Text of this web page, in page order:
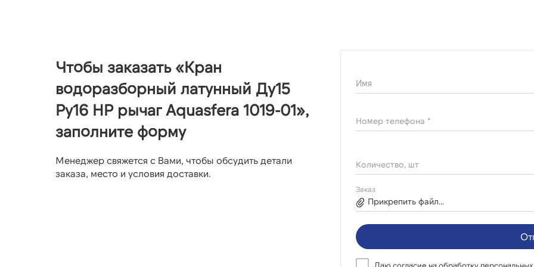
Чтобы заказать «Кран
водоразборный латунный Ду15
Ру16 НР рычаг Aquasfera 1019-01»,
заполните форму
Менеджер свяжется с Вами, чтобы обсудить детали
заказа, место и условия доставки.
Имя
Номер телефона *
Количество, шт
Заказ
Прикрепить файл...